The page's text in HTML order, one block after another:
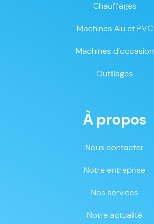
Chauffages
Machines Alu et PVC
Machines d’occasion
Outillages
À propos
Nous contacter
Notre entreprise
Nos services
Notre actualité